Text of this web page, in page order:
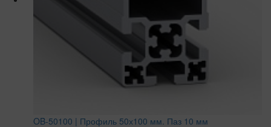
OB-50100 | Профиль 50х100 мм. Паз 10 мм